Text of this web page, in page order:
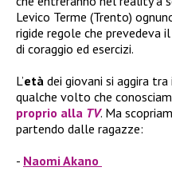
Levico Terme (Trento)
rigide regole che prevedeva
di coraggio ed esercizi.
L’età dei giovani si aggira tra i
qualche volto che
proprio alla TV. Ma
partendo dalle ragazze:
Naomi Akano